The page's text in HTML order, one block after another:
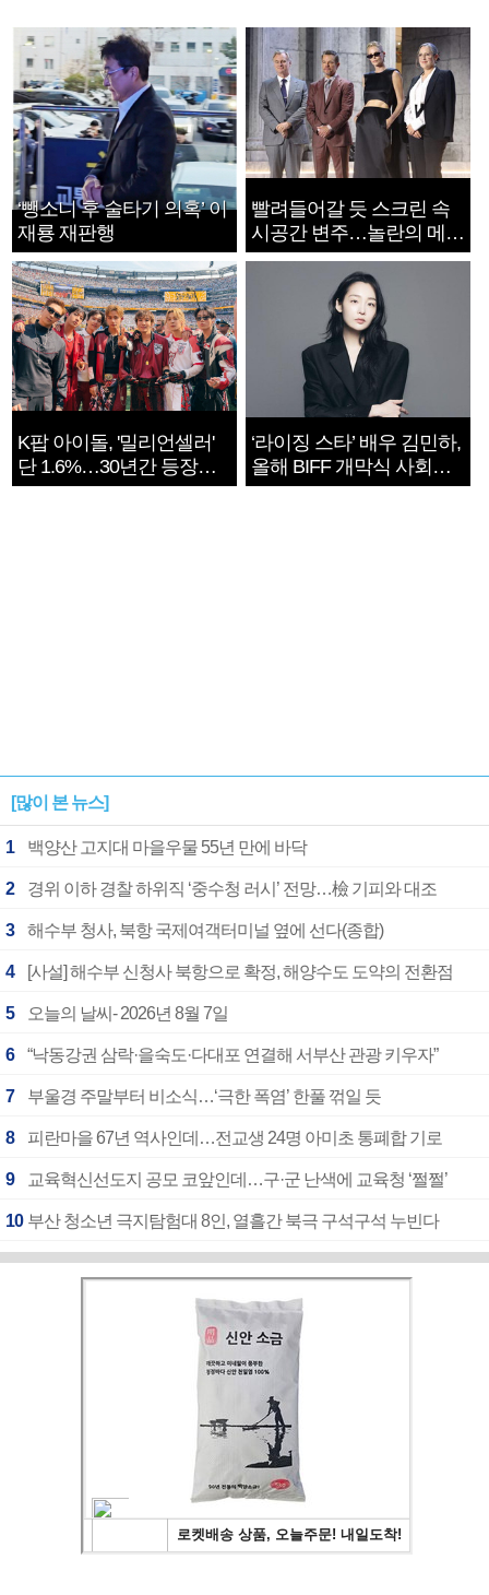
‘뺑소니 후 술타기 의혹’ 이
재룡 재판행
빨려들어갈 듯 스크린 속
시공간 변주…놀란의 메시
지는 ‘전쟁 속죄’
K팝 아이돌, '밀리언셀러'
단 1.6%…30년간 등장
1182개팀 전수조사
‘라이징 스타’ 배우 김민하,
올해 BIFF 개막식 사회자
확정
[많이 본 뉴스]
1 백양산 고지대 마을우물 55년 만에 바닥
2 경위 이하 경찰 하위직 ‘중수청 러시’ 전망…檢 기피와 대조
3 해수부 청사, 북항 국제여객터미널 옆에 선다(종합)
4 [사설] 해수부 신청사 북항으로 확정, 해양수도 도약의 전환점
5 오늘의 날씨- 2026년 8월 7일
6 “낙동강권 삼락·을숙도·다대포 연결해 서부산 관광 키우자”
7 부울경 주말부터 비소식…‘극한 폭염’ 한풀 꺾일 듯
8 피란마을 67년 역사인데…전교생 24명 아미초 통폐합 기로
9 교육혁신선도지 공모 코앞인데…구·군 난색에 교육청 ‘쩔쩔’
10 부산 청소년 극지탐험대 8인, 열흘간 북극 구석구석 누빈다